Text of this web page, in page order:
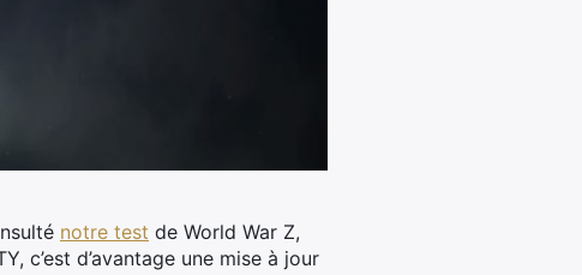
notre test de World War Z,
c’est d’avantage une mise à jour